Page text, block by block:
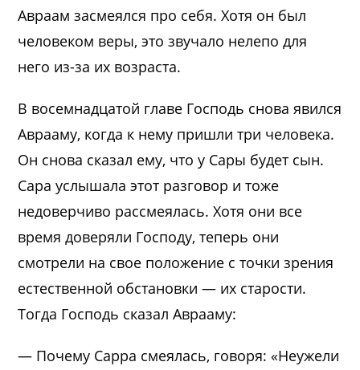
Авраам засмеялся про себя. Хотя он был
человеком веры, это звучало нелепо для
него из-за их возраста.
В восемнадцатой главе Господь снова явился
Аврааму, когда к нему пришли три человека.
Он снова сказал ему, что у Сары будет сын.
Сара услышала этот разговор и тоже
недоверчиво рассмеялась. Хотя они все
время доверяли Господу, теперь они
смотрели на свое положение с точки зрения
естественной обстановки — их старости.
Тогда Господь сказал Аврааму:
— Почему Сарра смеялась, говоря: «Неужели